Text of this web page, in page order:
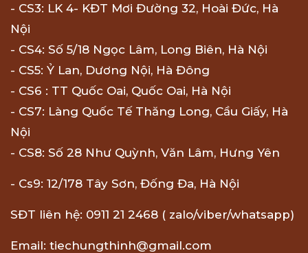
- CS3: LK 4- KĐT Mơi Đường 32, Hoài Đức, Hà
Nội
- CS4: Số 5/18 Ngọc Lâm, Long Biên, Hà Nội
- CS5: Ỷ Lan, Dương Nội, Hà Đông
- CS6 : TT Quốc Oai, Quốc Oai, Hà Nội
- CS7: Làng Quốc Tế Thăng Long, Cầu Giấy, Hà
Nội
- CS8: Số 28 Như Quỳnh, Văn Lâm, Hưng Yên
- Cs9: 12/178 Tây Sơn, Đống Đa, Hà Nội
SĐT liên hệ: 0911 21 2468 ( zalo/viber/whatsapp)
Email: tiechungthinh@gmail.com